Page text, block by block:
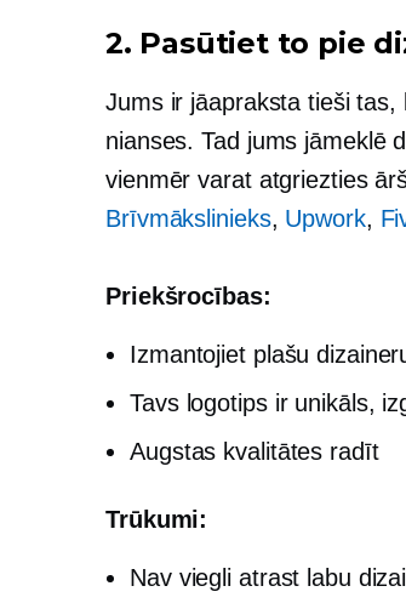
2. Pasūtiet to pie
Jums ir jāapraksta tieši
nianses. Tad jums jāmeklē
vienmēr varat atgriezties
Brīvmākslinieks, Upwork,
Priekšrocības:
Izmantojiet plašu
Tavs logotips ir unikāls,
Augstas kvalitātes radīt
Trūkumi:
Nav viegli atrast labu